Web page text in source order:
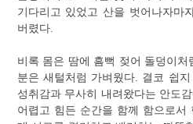
기다리고 있었고 산을 벗어나자마
버렸다.
비록 몸은 땀에 흠뻑 젖어 돌덩이
분은 새털처럼 가벼웠다. 결코 쉽
성취감과 무사히 내려왔다는 안도
어렵고 힘든 순간을 함께 함으로서